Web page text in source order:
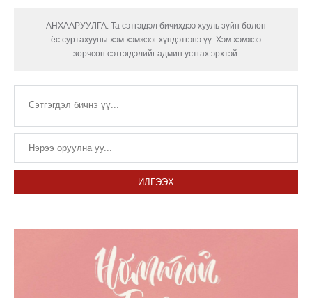
АНХААРУУЛГА: Та сэтгэгдэл бичихдээ хууль зүйн болон
ёс суртахууны хэм хэмжээг хүндэтгэнэ үү. Хэм хэмжээ
зөрчсөн сэтгэгдэлийг админ устгах эрхтэй.
ИЛГЭЭХ